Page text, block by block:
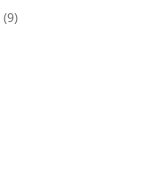
(9)